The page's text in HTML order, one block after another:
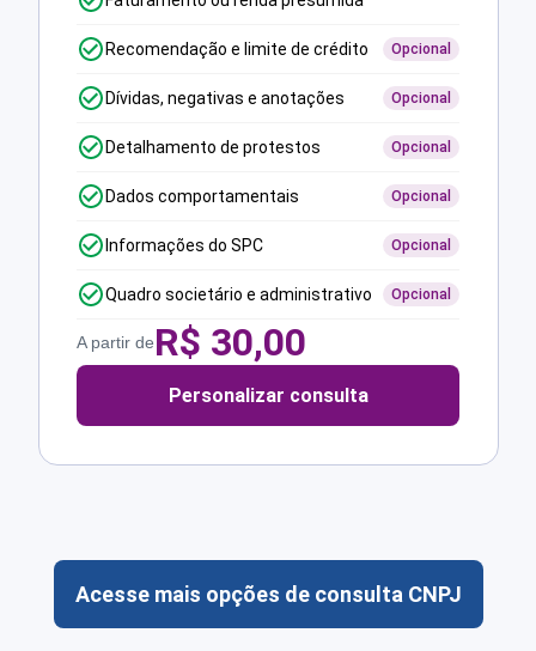
Recomendação e limite de crédito Opcional
Dívidas, negativas e anotações Opcional
Detalhamento de protestos Opcional
Dados comportamentais Opcional
Informações do SPC Opcional
Quadro societário e administrativo Opcional
A partir deR$ 30,00
Personalizar consulta
Acesse mais opções de consulta CNPJ